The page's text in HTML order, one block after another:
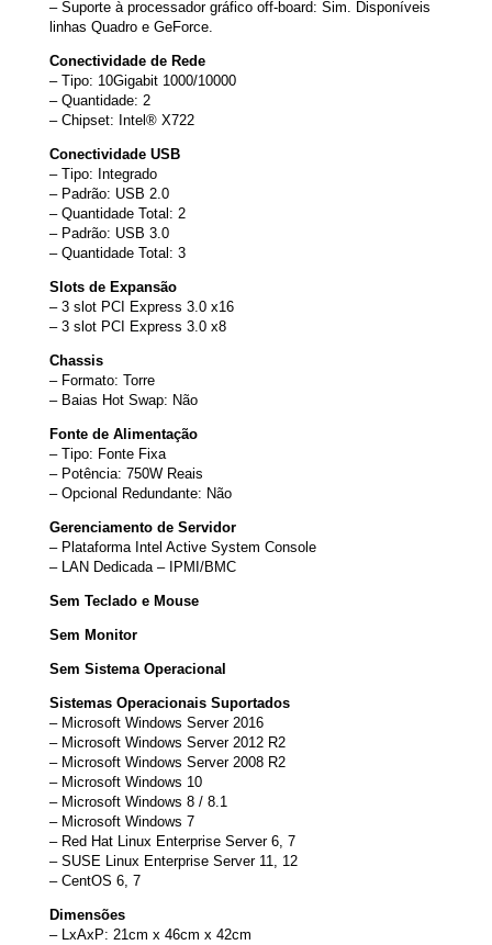
– Suporte à processador gráfico off-board: Sim. Disponíveis
linhas Quadro e GeForce.
Conectividade de Rede
– Tipo: 10Gigabit 1000/10000
– Quantidade: 2
– Chipset: Intel® X722
Conectividade USB
– Tipo: Integrado
– Padrão: USB 2.0
– Quantidade Total: 2
– Padrão: USB 3.0
– Quantidade Total: 3
Slots de Expansão
– 3 slot PCI Express 3.0 x16
– 3 slot PCI Express 3.0 x8
Chassis
– Formato: Torre
– Baias Hot Swap: Não
Fonte de Alimentação
– Tipo: Fonte Fixa
– Potência: 750W Reais
– Opcional Redundante: Não
Gerenciamento de Servidor
– Plataforma Intel Active System Console
– LAN Dedicada – IPMI/BMC
Sem Teclado e Mouse
Sem Monitor
Sem Sistema Operacional
Sistemas Operacionais Suportados
– Microsoft Windows Server 2016
– Microsoft Windows Server 2012 R2
– Microsoft Windows Server 2008 R2
– Microsoft Windows 10
– Microsoft Windows 8 / 8.1
– Microsoft Windows 7
– Red Hat Linux Enterprise Server 6, 7
– SUSE Linux Enterprise Server 11, 12
– CentOS 6, 7
Dimensões
– LxAxP: 21cm x 46cm x 42cm